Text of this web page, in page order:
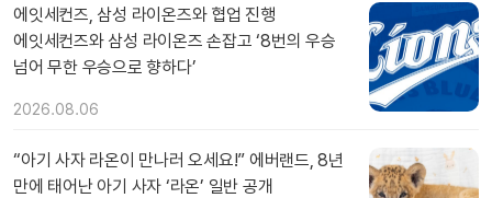
에잇세컨즈, 삼성 라이온즈와 협업 진행
에잇세컨즈와 삼성 라이온즈 손잡고 ‘8번의 우승
넘어 무한 우승으로 향하다’
2026.08.06
“아기 사자 라온이 만나러 오세요!” 에버랜드, 8년
만에 태어난 아기 사자 ‘라온’ 일반 공개